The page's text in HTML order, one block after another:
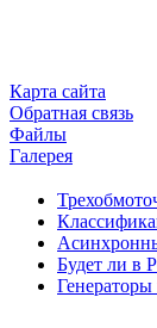
Карта сайта
Обратная связь
Файлы
Галерея
Будет ли в
Генераторы